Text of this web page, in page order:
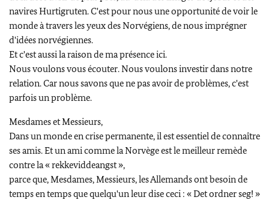
navires Hurtigruten. C'est pour nous une opportunité de voir le
monde à travers les yeux des Norvégiens, de nous imprégner
d'idées norvégiennes.
Et c'est aussi la raison de ma présence ici.
Nous voulons vous écouter. Nous voulons investir dans notre
relation. Car nous savons que ne pas avoir de problèmes, c'est
parfois un problème.
Mesdames et Messieurs,
Dans un monde en crise permanente, il est essentiel de connaître
ses amis. Et un ami comme la Norvège est le meilleur remède
contre la « rekkeviddeangst »,
parce que, Mesdames, Messieurs, les Allemands ont besoin de
temps en temps que quelqu'un leur dise ceci : «Det ordner seg! »